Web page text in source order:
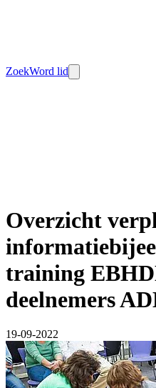
ZoekWord lid
Overzicht
training
deelnemers
19-09-2022